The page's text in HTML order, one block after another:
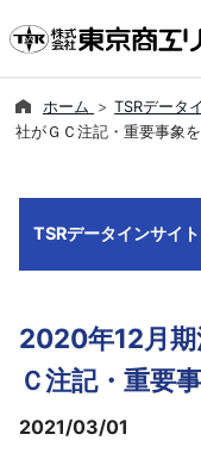
ホーム TSRデータ
社がＧＣ注記・重要事象
TSRデータインサイト
2020年12月
Ｃ注記・重要
2021/03/01